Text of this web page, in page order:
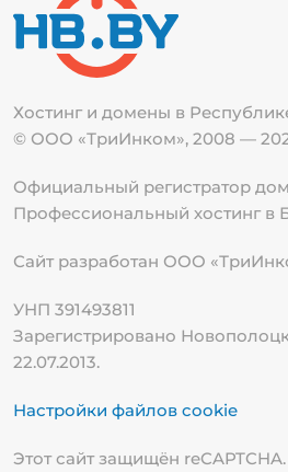
Хостинг и домены в
© ООО «ТриИнком», 2008 —
Официальный регистратор
Профессиональный хостинг в
Сайт разработан ООО
УНП 391493811
Зарегистрировано
22.07.2013.
Настройки файлов cookie
Этот сайт защищён